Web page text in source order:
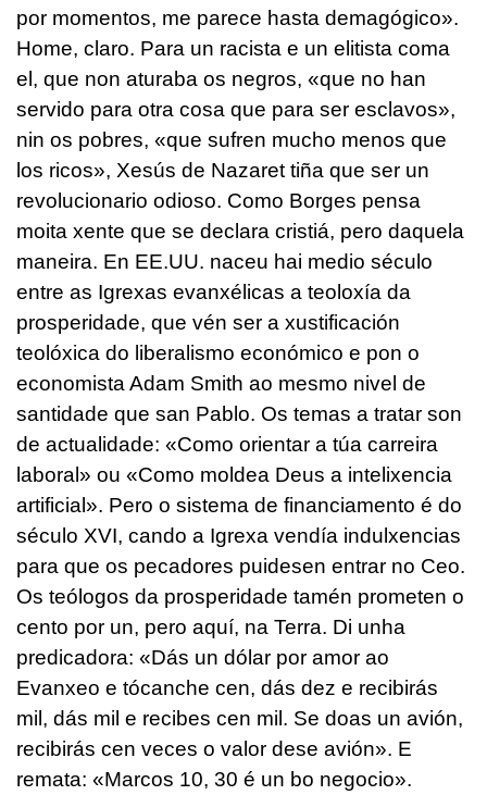
por momentos, me parece hasta demagógico».
Home, claro. Para un racista e un elitista coma
el, que non aturaba os negros, «que no han
servido para otra cosa que para ser esclavos»,
nin os pobres, «que sufren mucho menos que
los ricos», Xesús de Nazaret tiña que ser un
revolucionario odioso. Como Borges pensa
moita xente que se declara cristiá, pero daquela
maneira. En EE.UU. naceu hai medio século
entre as Igrexas evanxélicas a teoloxía da
prosperidade, que vén ser a xustificación
teolóxica do liberalismo económico e pon o
economista Adam Smith ao mesmo nivel de
santidade que san Pablo. Os temas a tratar son
de actualidade: «Como orientar a túa carreira
laboral» ou «Como moldea Deus a intelixencia
artificial». Pero o sistema de financiamento é do
século XVI, cando a Igrexa vendía indulxencias
para que os pecadores puidesen entrar no Ceo.
Os teólogos da prosperidade tamén prometen o
cento por un, pero aquí, na Terra. Di unha
predicadora: «Dás un dólar por amor ao
Evanxeo e tócanche cen, dás dez e recibirás
mil, dás mil e recibes cen mil. Se doas un avión,
recibirás cen veces o valor dese avión». E
remata: «Marcos 10, 30 é un bo negocio».